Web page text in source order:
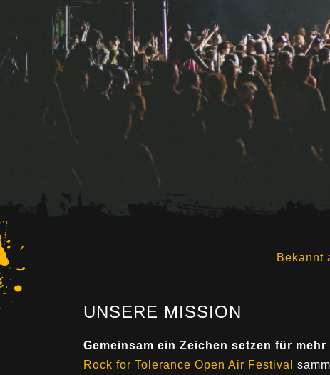
Bekannt
UNSERE MISSION
Gemeinsam ein Zeichen setzen für
Rock for Tolerance Open Air Festival